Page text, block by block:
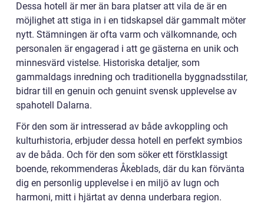
Dessa hotell är mer än bara platser att vila de är en
möjlighet att stiga in i en tidskapsel där gammalt möter
nytt. Stämningen är ofta varm och välkomnande, och
personalen är engagerad i att ge gästerna en unik och
minnesvärd vistelse. Historiska detaljer, som
gammaldags inredning och traditionella byggnadsstilar,
bidrar till en genuin och genuint svensk upplevelse av
spahotell Dalarna.
För den som är intresserad av både avkoppling och
kulturhistoria, erbjuder dessa hotell en perfekt symbios
av de båda. Och för den som söker ett förstklassigt
boende, rekommenderas Åkeblads, där du kan förvänta
dig en personlig upplevelse i en miljö av lugn och
harmoni, mitt i hjärtat av denna underbara region.